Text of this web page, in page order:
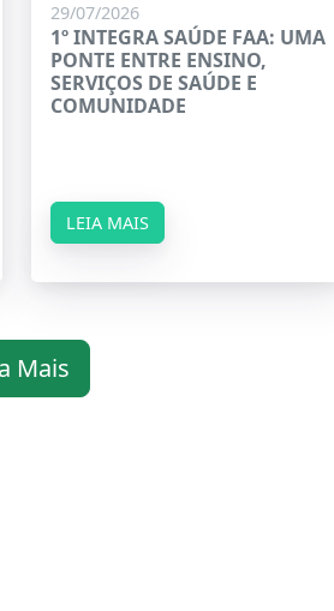
29/07/2026
1º INTEGRA SAÚDE FAA: UMA
PONTE ENTRE ENSINO,
SERVIÇOS DE SAÚDE E
COMUNIDADE
LEIA MAIS
Mais